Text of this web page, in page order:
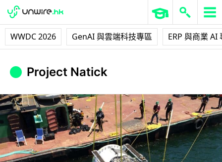
WWDC 2026 GenAI 與雲端科技專區 ERP 與商業 AI
Project Natick